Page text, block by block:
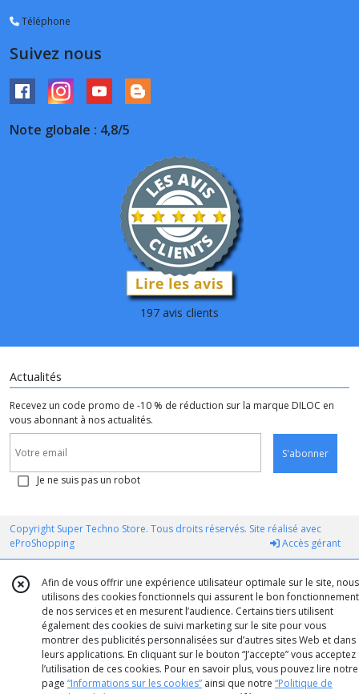
Téléphone
Suivez nous
Note globale : 4,8/5
197 avis clients
Actualités
Recevez un code promo de -10 % de réduction sur la marque DILOC en
vous abonnant à nos actualités.
S'abonner
Je ne suis pas un robot
Copyright Super Techno Store. Tous droits réservés. Site réalisé avec
eProShopping
Accès gérant
Afin de vous offrir une expérience utilisateur optimale sur le site, nous
utilisons des cookies fonctionnels qui assurent le bon fonctionnement
de nos services et en mesurent l’audience. Certains tiers utilisent
également des cookies de suivi marketing sur le site pour vous
montrer des publicités personnalisées sur d’autres sites Web et dans
leurs applications. En cliquant sur le bouton “J’accepte” vous acceptez
l’utilisation de ces cookies. Pour en savoir plus, vous pouvez lire notre
page “Informations sur les cookies” ainsi que notre “Politique de